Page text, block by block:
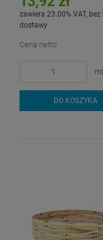
zawiera 23.00% VAT,
dostawy
Cena netto:
DO KOSZYKA